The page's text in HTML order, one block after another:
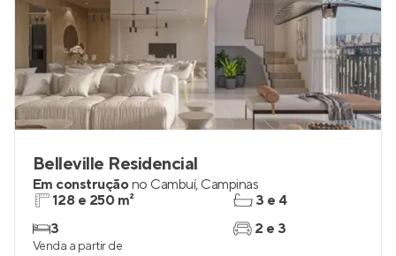
Belleville Residencial
Em construçãono Cambuí, Campinas
128 e 250 m²
3
3 e 4
2 e 3
Venda a partir de